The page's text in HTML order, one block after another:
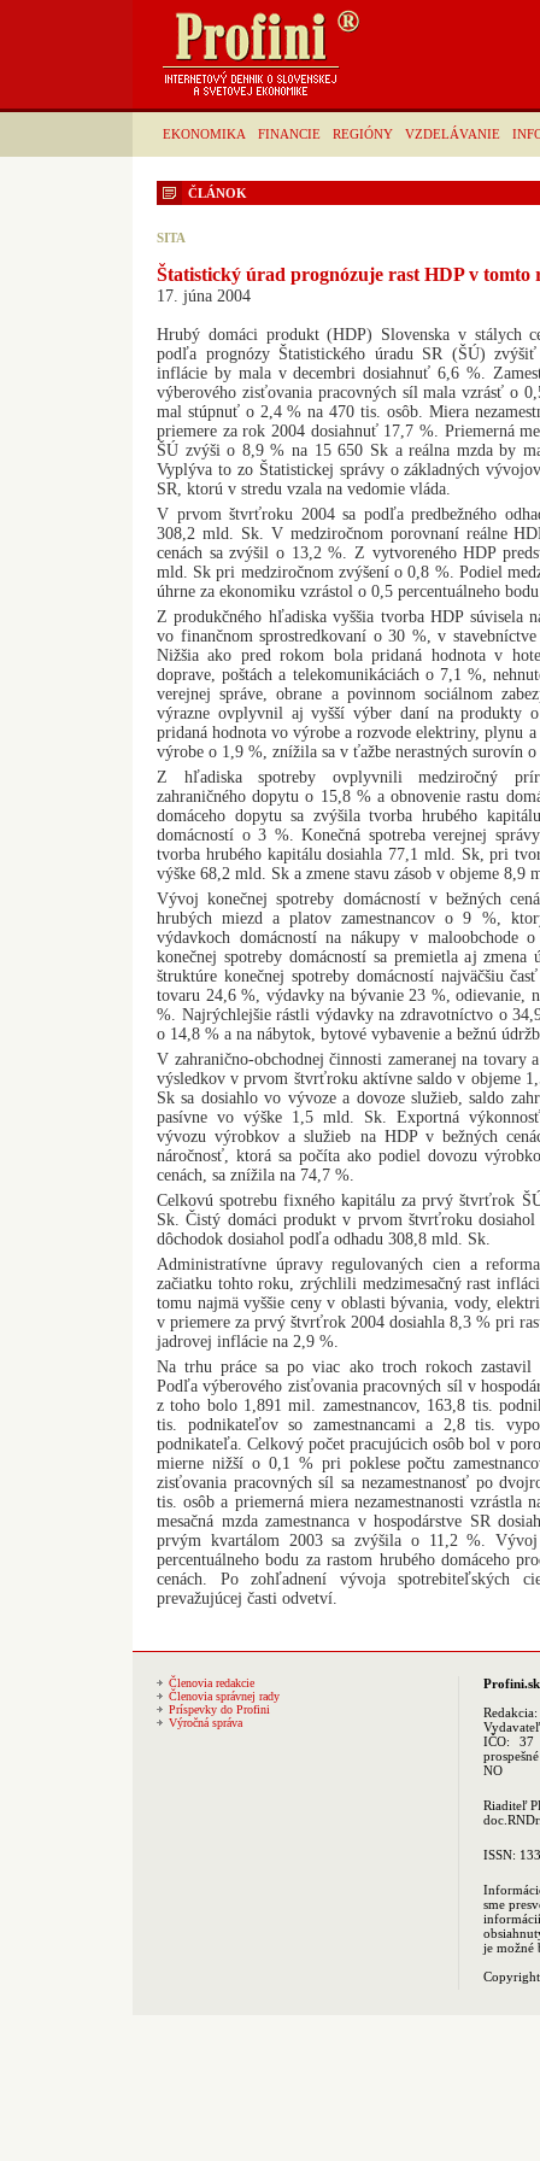
EKONOMIKA FINANCIE REGIÓNY VZDELÁVANIE
ČLÁNOK
SITA
Štatistický úrad prognózuje rast HDP v tomto
17. júna 2004
Hrubý domáci produkt (HDP) Slovenska v stálych
podľa prognózy Štatistického úradu SR (ŠÚ)
inflácie by mala v decembri dosiahnuť 6,6 %.
výberového zisťovania pracovných síl mala vzrásť o
mal stúpnuť o 2,4 % na 470 tis. osôb. Miera
priemere za rok 2004 dosiahnuť 17,7 %. Priemerná
ŠÚ zvýši o 8,9 % na 15 650 Sk a reálna mzda by
Vyplýva to zo Štatistickej správy o základných
SR, ktorú v stredu vzala na vedomie vláda.
V prvom štvrťroku 2004 sa podľa predbežného
308,2 mld. Sk. V medziročnom porovnaní reálne
cenách sa zvýšil o 13,2 %. Z vytvoreného HDP
mld. Sk pri medziročnom zvýšení o 0,8 %. Podiel
úhrne za ekonomiku vzrástol o 0,5 percentuálneho
Z produkčného hľadiska vyššia tvorba HDP súvisela
vo finančnom sprostredkovaní o 30 %, v
Nižšia ako pred rokom bola pridaná hodnota v
doprave, poštách a telekomunikáciách o 7,1 %,
verejnej správe, obrane a povinnom sociálnom
výrazne ovplyvnil aj vyšší výber daní na produkty
pridaná hodnota vo výrobe a rozvode elektriny, plynu
výrobe o 1,9 %, znížila sa v ťažbe nerastných surovín
Z hľadiska spotreby ovplyvnili medziročný
zahraničného dopytu o 15,8 % a obnovenie rastu
domáceho dopytu sa zvýšila tvorba hrubého
domácností o 3 %. Konečná spotreba verejnej
tvorba hrubého kapitálu dosiahla 77,1 mld. Sk, pri
výške 68,2 mld. Sk a zmene stavu zásob v objeme 8,9
Vývoj konečnej spotreby domácností v bežných
hrubých miezd a platov zamestnancov o 9 %,
výdavkoch domácností na nákupy v maloobchode
konečnej spotreby domácností sa premietla aj
štruktúre konečnej spotreby domácností najväčšiu
tovaru 24,6 %, výdavky na bývanie 23 %, odievanie,
%. Najrýchlejšie rástli výdavky na zdravotníctvo o
o 14,8 % a na nábytok, bytové vybavenie a bežnú
V zahranično-obchodnej činnosti zameranej na tovary
výsledkov v prvom štvrťroku aktívne saldo v objeme
Sk sa dosiahlo vo vývoze a dovoze služieb, saldo
pasívne vo výške 1,5 mld. Sk. Exportná
vývozu výrobkov a služieb na HDP v bežných
náročnosť, ktorá sa počíta ako podiel dovozu
cenách, sa znížila na 74,7 %.
Celkovú spotrebu fixného kapitálu za prvý štvrťrok
Sk. Čistý domáci produkt v prvom štvrťroku
dôchodok dosiahol podľa odhadu 308,8 mld. Sk.
Administratívne úpravy regulovaných cien a
začiatku tohto roku, zrýchlili medzimesačný rast
tomu najmä vyššie ceny v oblasti bývania, vody,
v priemere za prvý štvrťrok 2004 dosiahla 8,3 % pri
jadrovej inflácie na 2,9 %.
Na trhu práce sa po viac ako troch rokoch zastavil
Podľa výberového zisťovania pracovných síl v
z toho bolo 1,891 mil. zamestnancov, 163,8 tis.
tis. podnikateľov so zamestnancami a 2,8 tis.
podnikateľa. Celkový počet pracujúcich osôb bol v
mierne nižší o 0,1 % pri poklese počtu
zisťovania pracovných síl sa nezamestnanosť po
tis. osôb a priemerná miera nezamestnanosti vzrástla
mesačná mzda zamestnanca v hospodárstve SR
prvým kvartálom 2003 sa zvýšila o 11,2 %.
percentuálneho bodu za rastom hrubého domáceho
cenách. Po zohľadnení vývoja spotrebiteľských
prevažujúcej časti odvetví.
Členovia redakcie
Členovia správnej rady
Príspevky do Profini
Výročná správa
Profini.sk
Redakcia:
IČO: 37
NO
Riaditeľ
ISSN:
sme
je možné